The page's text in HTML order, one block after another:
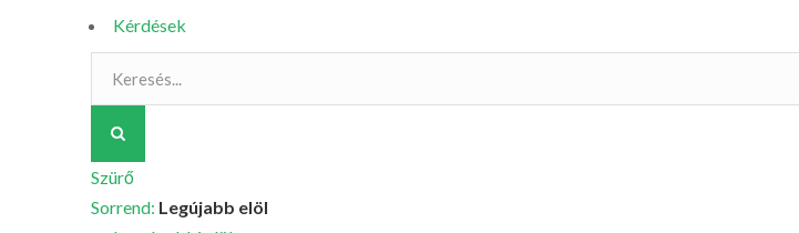
Kérdések
Szürő
Sorrend: Legújabb elöl